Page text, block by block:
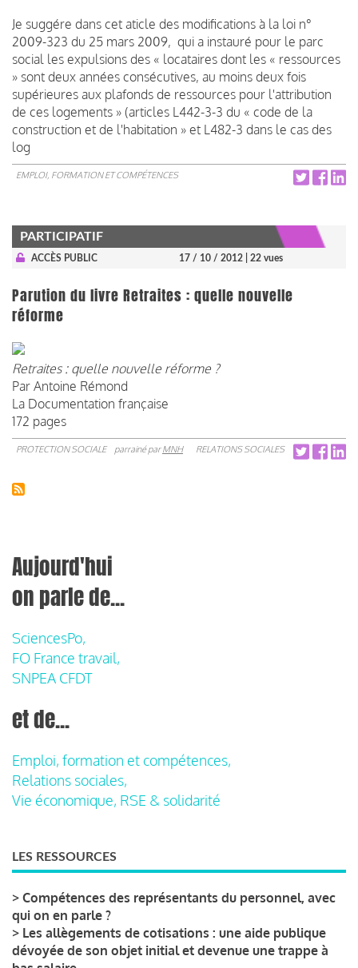
Je suggére dans cet aticle des modifications à la loi n°
2009-323 du 25 mars 2009, qui a instauré pour le parc
social les expulsions des « locataires dont les « ressources
» sont deux années consécutives, au moins deux fois
supérieures aux plafonds de ressources pour l'attribution
de ces logements » (articles L442-3-3 du « code de la
construction et de l'habitation » et L482-3 dans le cas des
log
EMPLOI, FORMATION ET COMPÉTENCES
PARTICIPATIF
ACCÈS PUBLIC 17 / 10 / 2012 | 22 vues
Parution du livre Retraites : quelle nouvelle
réforme
Retraites : quelle nouvelle réforme ?
Par Antoine Rémond
La Documentation française
172 pages
PROTECTION SOCIALE parrainé parMNH RELATIONS SOCIALES
Aujourd'hui
on parle de...
SciencesPo,
FO France travail,
SNPEA CFDT
et de...
Emploi, formation et compétences,
Relations sociales,
Vie économique, RSE & solidarité
LES RESSOURCES
> Compétences des représentants du personnel, avec
qui on en parle ?
> Les allègements de cotisations : une aide publique
dévoyée de son objet initial et devenue une trappe à